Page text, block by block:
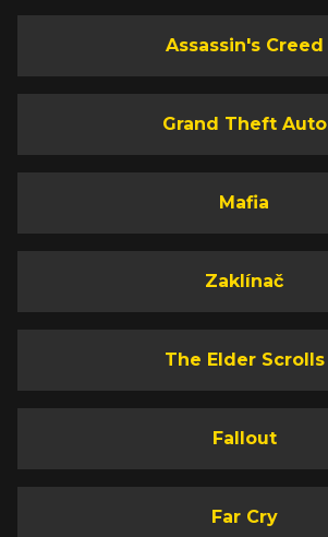
Assassin's Creed
Grand Theft Auto
Mafia
Zaklínač
The Elder Scrolls
Fallout
Far Cry